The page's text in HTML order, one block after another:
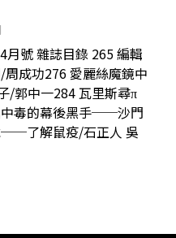
月號 雜誌目錄 265 編輯
成功276 愛麗絲魔鏡中
郭中一284 瓦里斯尋π
中毒的幕後黑手──沙門
──了解鼠疫/石正人 吳